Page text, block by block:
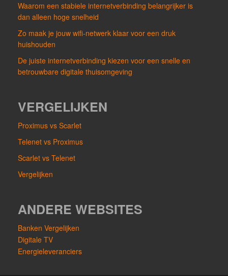
Waarom een stabiele internetverbinding belangrijker is
dan alleen hoge snelheid
Zo maak je jouw wifi-netwerk klaar voor een druk
huishouden
De juiste internetverbinding kiezen voor een snelle en
betrouwbare digitale thuisomgeving
VERGELIJKEN
Proximus vs Scarlet
Telenet vs Proximus
Scarlet vs Telenet
Vergelijken
ANDERE WEBSITES
Banken Vergelijken
Digitale TV
Energieleveranciers